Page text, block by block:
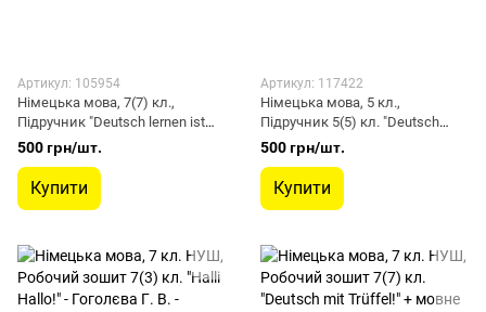
Артикул: 105954
Німецька мова, 7(7) кл.,
Підручник "Deutsch lernen ist
super!" - Ранок (105954)
500 грн/шт.
Купити
Артикул: 117422
Німецька мова, 5 кл.,
Підручник 5(5) кл. "Deutsch
lernen ist super!" + ДИСК -
Сотнікова С.І. - РАНОК (117422)
500 грн/шт.
Купити